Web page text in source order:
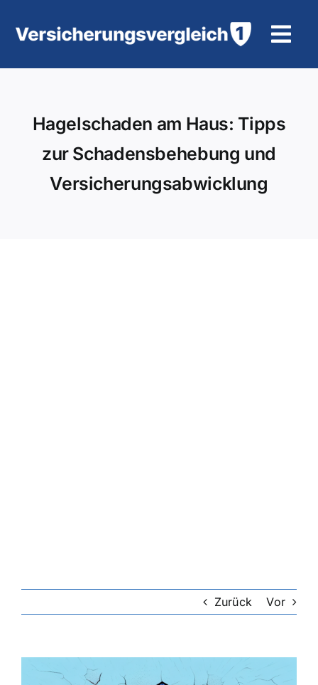
Inhalt
KFZ-Versicherung
Hundekrankenversicherung
Hagelschaden am Haus: Tipps
zur Schadensbehebung und
Versicherungsabwicklung
Zurück Vor